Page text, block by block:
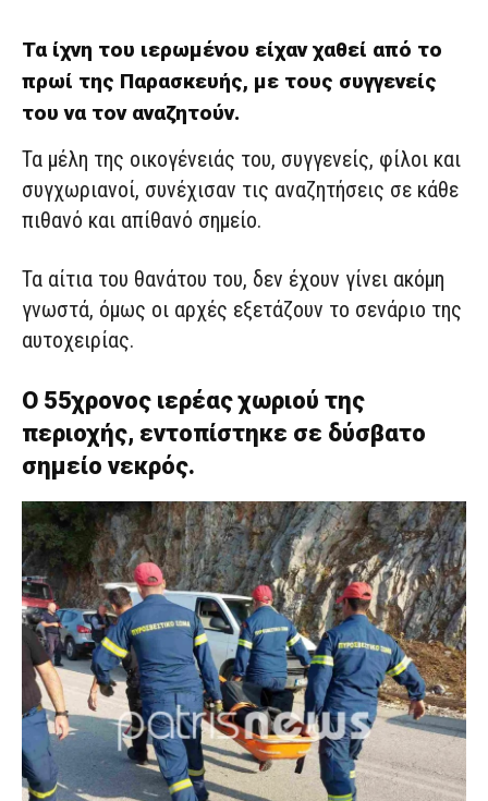
Τα ίχνη του ιερωμένου είχαν χαθεί από το
πρωί της Παρασκευής, με τους συγγενείς
του να τον αναζητούν.
Τα μέλη της οικογένειάς του, συγγενείς, φίλοι και
συγχωριανοί, συνέχισαν τις αναζητήσεις σε κάθε
πιθανό και απίθανό σημείο.
Τα αίτια του θανάτου του, δεν έχουν γίνει ακόμη
γνωστά, όμως οι αρχές εξετάζουν το σενάριο της
αυτοχειρίας.
Ο 55χρονος ιερέας χωριού της
περιοχής, εντοπίστηκε σε δύσβατο
σημείο νεκρός.